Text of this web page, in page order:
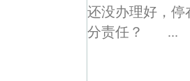
还没办理好，停
分责任？ ...